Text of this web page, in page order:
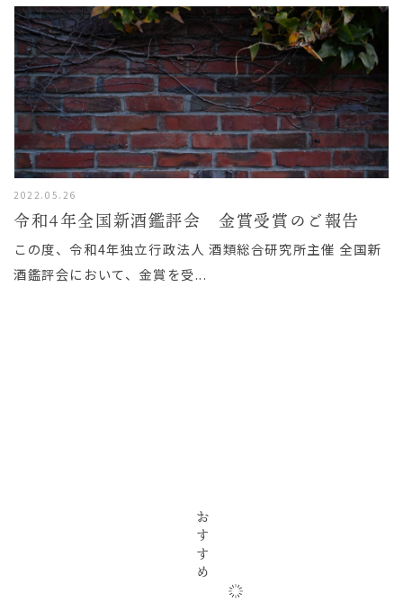
2022.05.26
令和4年全国新酒鑑評会 金賞受賞のご報告
この度、令和4年独立行政法人 酒類総合研究所主催 全国新
酒鑑評会において、金賞を受...
おすすめ